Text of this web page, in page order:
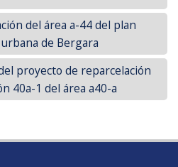
del área a-44 del plan
de Bergara
proyecto de reparcelación
40a-1 del área a40-a